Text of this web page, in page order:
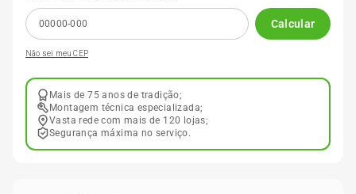
Calcular
Não sei meu CEP
Mais de 75 anos de tradição;
Montagem técnica especializada;
Vasta rede com mais de 120 lojas;
Segurança máxima no serviço.